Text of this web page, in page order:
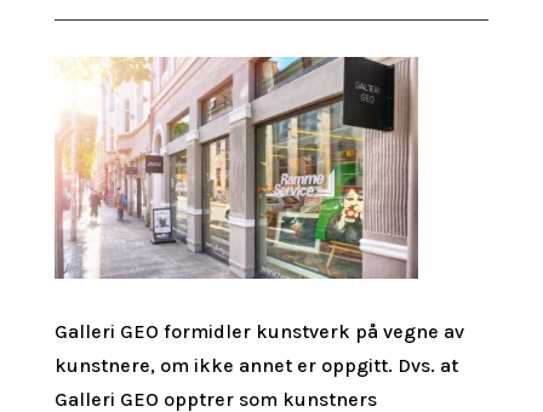
Galleri GEO formidler kunstverk på vegne av
kunstnere, om ikke annet er oppgitt. Dvs. at
Galleri GEO opptrer som kunstners